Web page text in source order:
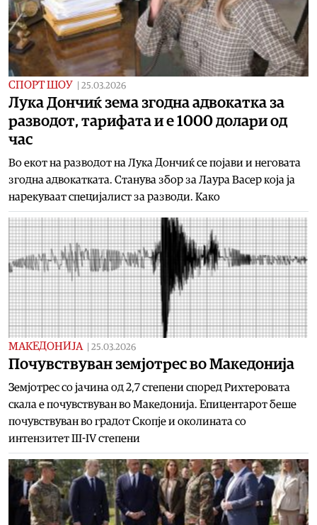
СПОРТ ШОУ 25.03.2026
Лука Дончиќ зема згодна адвокатка за
разводот, тарифата и е 1000 долари од
час
Во екот на разводот на Лука Дончиќ се појави и неговата
згодна адвокатката. Станува збор за Лаура Васер која ја
нарекуваат специјалист за разводи. Како
МАКЕДОНИЈА 25.03.2026
Почувствуван земјотрес во Македонија
Земјотрес со јачина од 2,7 степени според Рихтеровата
скала е почувствуван во Македонија. Епицентарот беше
почувствуван во градот Скопје и околината со
интензитет III-IV степени